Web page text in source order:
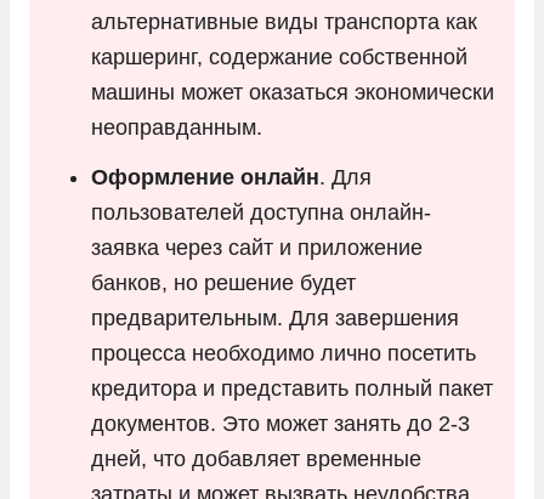
альтернативные виды транспорта как
каршеринг, содержание собственной
машины может оказаться экономически
неоправданным.
Оформление онлайн. Для
пользователей доступна онлайн-
заявка через сайт и приложение
банков, но решение будет
предварительным. Для завершения
процесса необходимо лично посетить
кредитора и представить полный пакет
документов. Это может занять до 2-3
дней, что добавляет временные
затраты и может вызвать неудобства.